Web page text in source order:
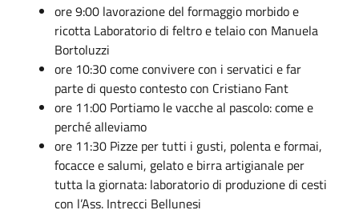
ore 9:00 lavorazione del formaggio morbido e
ricotta Laboratorio di feltro e telaio con Manuela
Bortoluzzi
ore 10:30 come convivere con i servatici e far
parte di questo contesto con Cristiano Fant
ore 11:00 Portiamo le vacche al pascolo: come e
perché alleviamo
ore 11:30 Pizze per tutti i gusti, polenta e formai,
focacce e salumi, gelato e birra artigianale per
tutta la giornata: laboratorio di produzione di cesti
con l’Ass. Intrecci Bellunesi